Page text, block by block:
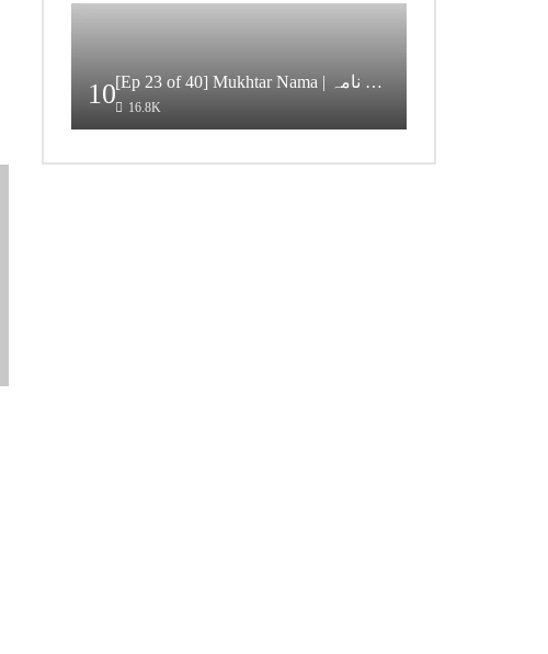
10 [Ep 23 of 40] Mukhtar Nama | مختار نامہ [HD Quality]
16.8K